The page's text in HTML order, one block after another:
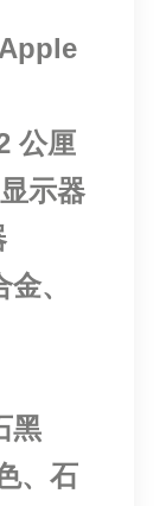
公厘
示器
、
黑
、石